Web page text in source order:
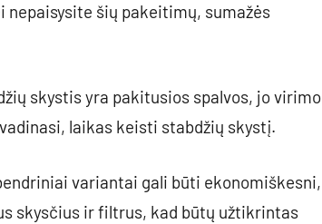
šių pakeitimų, sumažės
skystis yra pakitusios spalvos, jo virimo
laikas keisti stabdžių skystį.
variantai gali būti ekonomiškesni,
skysčius ir filtrus, kad būtų užtikrintas